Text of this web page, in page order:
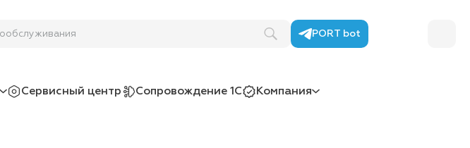
PORT bot
Сервисный центр Сопровождение 1С Компания